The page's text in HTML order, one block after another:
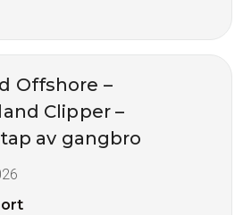
Offshore –
Clipper –
av gangbro